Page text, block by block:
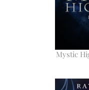
Mystic